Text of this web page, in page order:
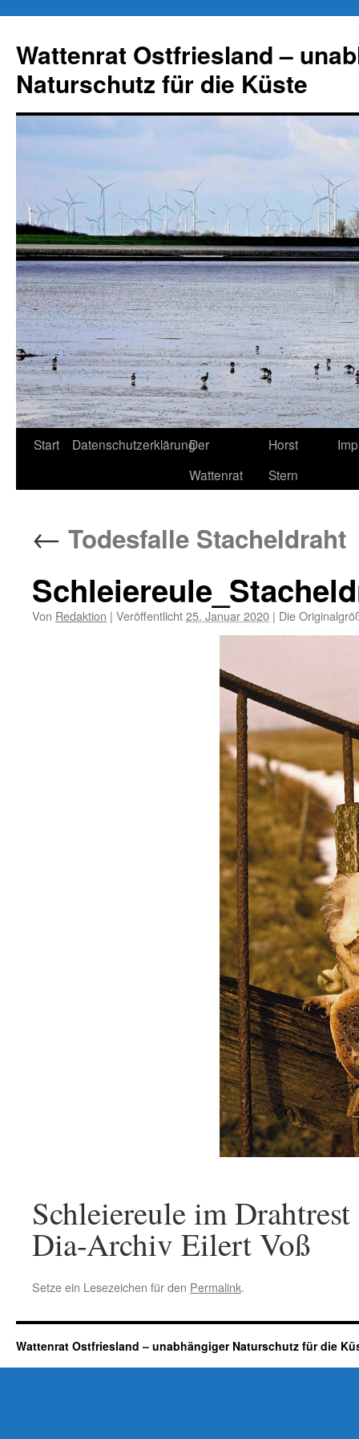
springen
Wattenrat Ostfriesland –
Naturschutz für die Küste
Start DatenschutzerklärungDer
Wattenrat
Horst
Stern
← Todesfalle Stacheldraht
Von Redaktion | Veröffentlicht25. Januar 2020 | Die
Schleiereule im
Dia-Archiv Eilert Voß
Setze ein Lesezeichen für den Permalink.
Wattenrat Ostfriesland – unabhängiger Naturschutz für die